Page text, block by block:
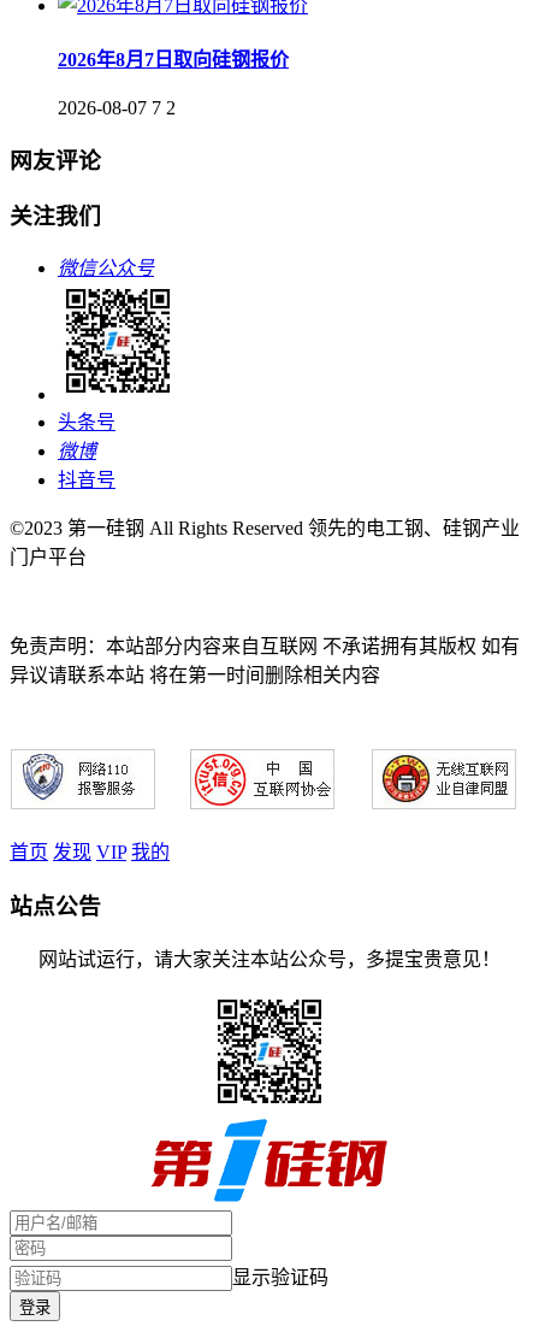
2026年8月7日取向硅钢报价
2026-08-07 7 2
网友评论
关注我们
微信公众号
头条号
微博
抖音号
©2023 第一硅钢 All Rights Reserved 领先的电工钢、硅钢产业
门户平台
免责声明：本站部分内容来自互联网 不承诺拥有其版权 如有
异议请联系本站 将在第一时间删除相关内容
首页 发现 VIP 我的
站点公告
网站试运行，请大家关注本站公众号，多提宝贵意见！
显示验证码